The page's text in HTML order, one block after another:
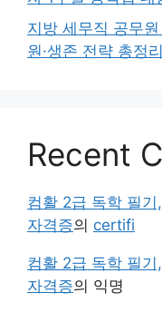
지방 세무직 공무
원·생존 전략 총정리
Recent
컴활 2급 독학 필
자격증의 certifi
컴활 2급 독학 필
자격증의 익명